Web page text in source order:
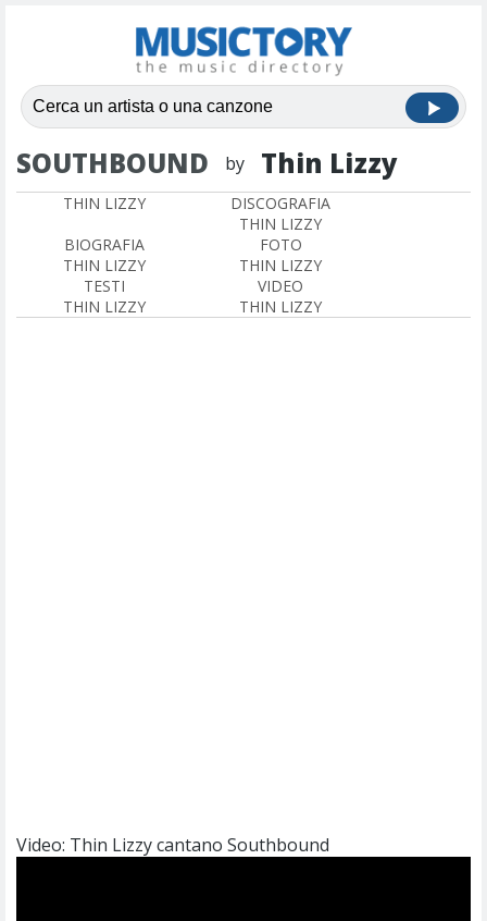
SOUTHBOUND by Thin Lizzy
THIN LIZZY
DISCOGRAFIA
THIN LIZZY
BIOGRAFIA
THIN LIZZY
FOTO
THIN LIZZY
TESTI
THIN LIZZY
VIDEO
THIN LIZZY
Video: Thin Lizzy cantano Southbound